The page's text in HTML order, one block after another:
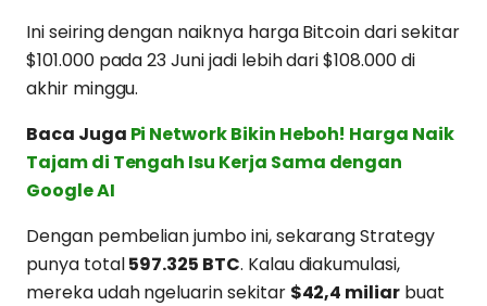
Ini seiring dengan naiknya harga Bitcoin dari sekitar
$101.000 pada 23 Juni jadi lebih dari $108.000 di
akhir minggu.
Baca Juga Pi Network Bikin Heboh! Harga Naik
Tajam di Tengah Isu Kerja Sama dengan
Google AI
Dengan pembelian jumbo ini, sekarang Strategy
punya total597.325 BTC. Kalau diakumulasi,
mereka udah ngeluarin sekitar $42,4 miliar buat